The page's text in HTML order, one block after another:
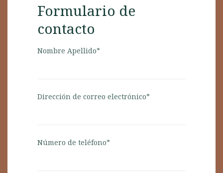
Formulario de
contacto
Nombre Apellido*
Dirección de correo electrónico*
Número de teléfono*